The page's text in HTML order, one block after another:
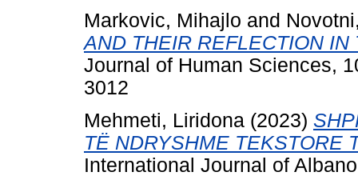
Markovic, Mihajlo and
AND THEIR REFLECTION IN
Journal of Human Sciences,
3012
Mehmeti, Liridona (2023)
TË NDRYSHME TEKSTORE
International Journal of